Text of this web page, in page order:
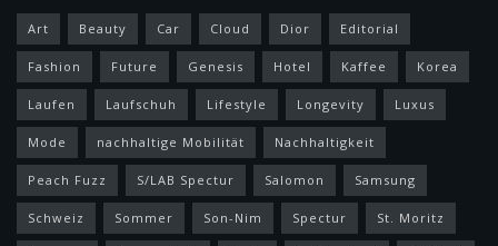
Art Beauty Car Cloud Dior Editorial
Fashion Future Genesis Hotel Kaffee Korea
Laufen Laufschuh Lifestyle Longevity Luxus
Mode nachhaltige Mobilität Nachhaltigkeit
Peach Fuzz S/LAB Spectur Salomon Samsung
Schweiz Sommer Son-Nim Spectur St. Moritz